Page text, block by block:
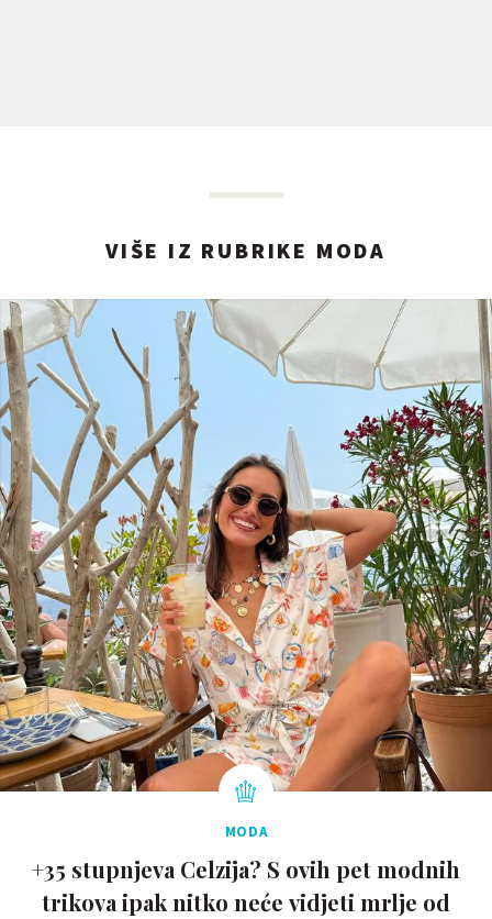
VIŠE IZ RUBRIKE MODA
MODA
+35 stupnjeva Celzija? S ovih pet modnih
trikova ipak nitko neće vidjeti mrlje od